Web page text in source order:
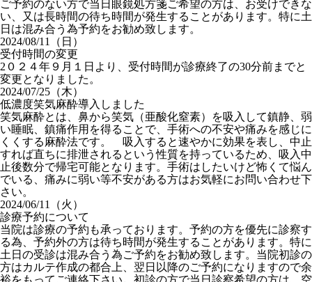
ご予約のない方で当日眼鏡処方箋ご希望の方は、お受けできな
い、又は長時間の待ち時間が発生することがあります。特に土
日は混み合う為予約をお勧め致します。
2024/08/11（日）
受付時間の変更
2０２４年９月１日より、受付時間が診療終了の30分前までと
変更となりました。
2024/07/25（木）
低濃度笑気麻酔導入しました
笑気麻酔とは、鼻から笑気（亜酸化窒素）を吸入して鎮静、弱
い睡眠、鎮痛作用を得ることで、手術への不安や痛みを感じに
くくする麻酔法です。 吸入すると速やかに効果を表し、中止
すれば直ちに排泄されるという性質を持っているため、吸入中
止後数分で帰宅可能となります。手術はしたいけど怖くて悩ん
でいる、痛みに弱い等不安がある方はお気軽にお問い合わせ下
さい。
2024/06/11（火）
診療予約について
当院は診療の予約も承っております。予約の方を優先に診察す
る為、予約外の方は待ち時間が発生することがあります。特に
土日の受診は混み合う為ご予約をお勧め致します。当院初診の
方はカルテ作成の都合上、翌日以降のご予約になりますので余
裕をもってご連絡下さい。初診の方で当日診察希望の方は、空